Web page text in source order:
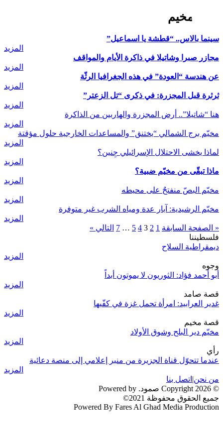
قصة مخيم
سينما بالاس.. “قطشة يا اسماعيل”
المزيد
مجازر صبرا وشاتيلا في ذاكرة الأيام والمواقف
المزيد
عن هندسة “العودة” في هذه الجغرافيا الرثّة
المزيد
ثرثرة قبل المجزرة: في ذكرى “تل الزعتر”
المزيد
هنا “شاتيلا”.. أرض المجزرة والهاربين من الذاكرة
المزيد
مخيّم برج الشمالي “يختنق” والمساعدات الخارجية حلول مؤقتة
المزيد
لماذا يخشى الاحتلال الإسرائيلي جِنين؟
المزيد
ماذا تبقّى من مخيّم ضبية؟
المزيد
مخيّم البصّ منفتحٌ على محيطه
المزيد
مخيّم الرشيدية: آبار عدة ومياه الشرب غير متوفرة
المزيد
« الصفحة السابقة 1
2
3
4
5
…
7 التالي »
فلسطيننا
ديمقراطية السلاح
المزيد
وجوه
أبو أحمد فؤاد: الثوريون لا يموتون أبداً
المزيد
قصة صامد
غدير العرابيد: امرأة تحمل غزة في كفّيها
المزيد
قصة مخيم
مخيّم دير البلح وشوق الأولاد
المزيد
رأي
عندما تتحوّل قناة الجزيرة من منبر إعلامي إلى منصة دعائية
المزيد
من نحن| اتصل بنا
© 2026 Copyright صمود. Powered by
جميع الحقوق محفوظة 2021©
Powered By Fares Al Ghad Media Production